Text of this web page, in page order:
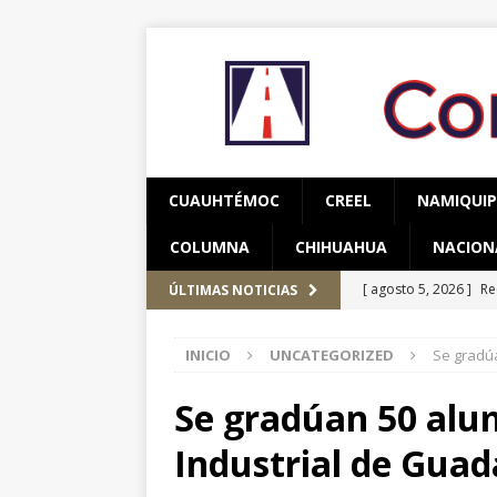
CUAUHTÉMOC CREEL
COLUMNA CHIHUAHUA
ÚLTIMAS NOTICIAS [ agosto 5, 2026 ]
[ agosto 5, 2026 ]
y adolescentes
nuestros pueblos
INICIO UNCATEGORIZED Se
Se gradúan 50
Industrial de